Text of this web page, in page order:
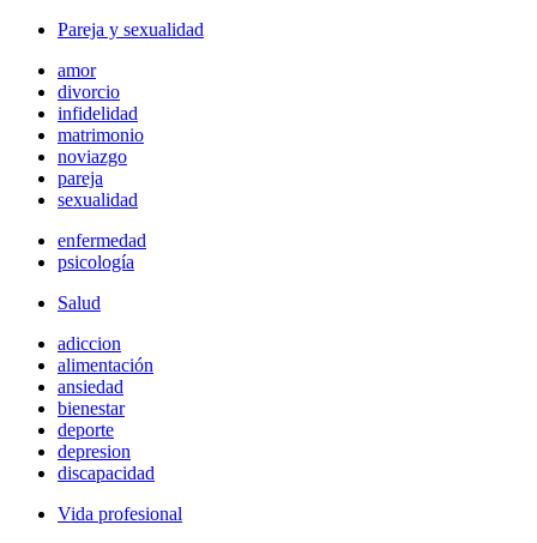
Pareja y sexualidad
amor
divorcio
infidelidad
matrimonio
noviazgo
pareja
sexualidad
enfermedad
psicología
Salud
adiccion
alimentación
ansiedad
bienestar
deporte
depresion
discapacidad
Vida profesional